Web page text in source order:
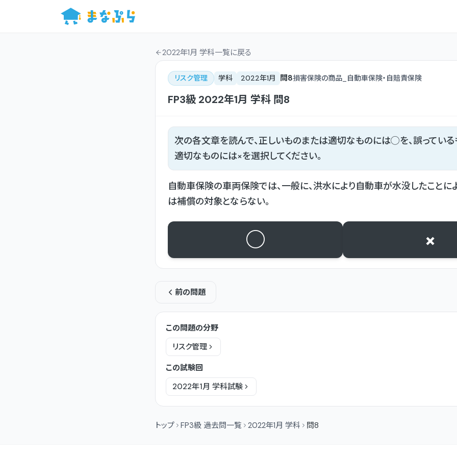
2022年1月 学科一覧に戻る
リスク管理 学科 2022年1月 問8損害保険の商品_自動車保険・自賠責保険
FP3級 2022年1月 学科 問8
次の各文章を読んで、正しいものまたは適切なものには◯を、誤ってい
適切なものには×を選択してください。
自動車保険の車両保険では、一般に、洪水により自動車が水没したことに
は補償の対象とならない。
○ ×
前の問題
この問題の分野
リスク管理
この試験回
2022年1月 学科試験
トップ FP3級 過去問一覧 2022年1月 学科 問8